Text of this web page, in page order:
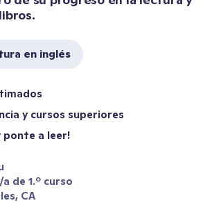
en inglés
y cursos superiores
ponte a leer!
de 1.º curso
CA